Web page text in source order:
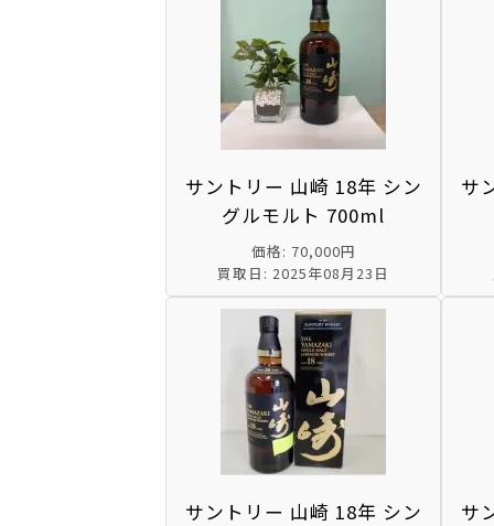
サントリー 山崎 18年 シン
グルモルト 700ml
価格: 70,000円
買取日: 2025年08月23日
サ
サントリー 山崎 18年 シン
サ